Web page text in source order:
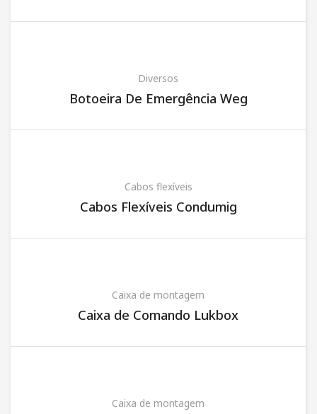
Diversos
Botoeira De Emergência Weg
Cabos flexíveis
Cabos Flexíveis Condumig
Caixa de montagem
Caixa de Comando Lukbox
Caixa de montagem